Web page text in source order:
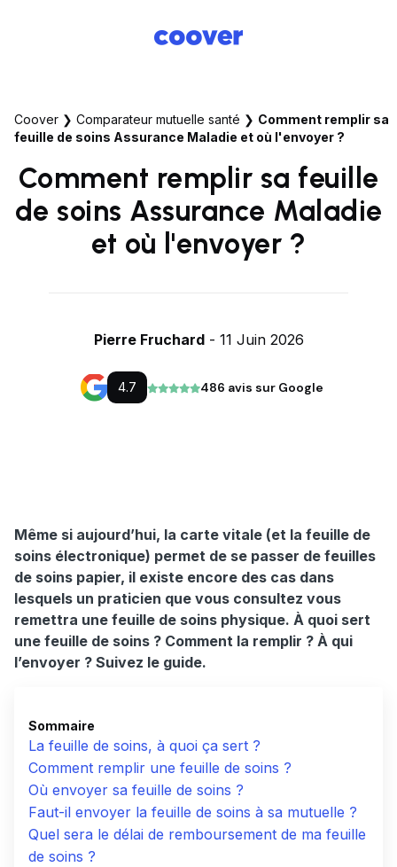
Coover ❯ Comparateur mutuelle santé ❯ Comment remplir sa
feuille de soins Assurance Maladie et où l'envoyer ?
Comment remplir sa feuille
de soins Assurance Maladie
et où l'envoyer ?
Pierre Fruchard- 11 Juin 2026
4.7 486 avis sur Google
Même si aujourd’hui, la carte vitale (et la feuille de
soins électronique) permet de se passer de feuilles
de soins papier, il existe encore des cas dans
lesquels un praticien que vous consultez vous
remettra une feuille de soins physique. À quoi sert
une feuille de soins ? Comment la remplir ? À qui
l’envoyer ? Suivez le guide.
Sommaire
La feuille de soins, à quoi ça sert ?
Comment remplir une feuille de soins ?
Où envoyer sa feuille de soins ?
Faut-il envoyer la feuille de soins à sa mutuelle ?
Quel sera le délai de remboursement de ma feuille
de soins ?